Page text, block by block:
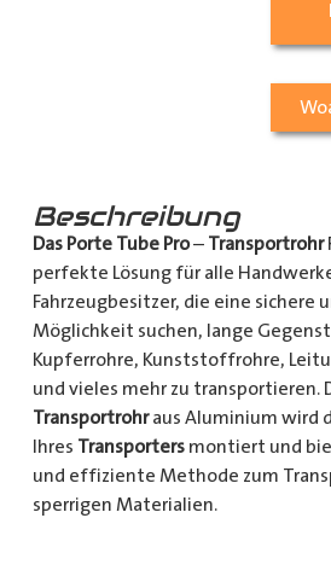
Beschreibung
Das Porte Tube Pro– Transportrohr
perfekte Lösung für alle
Fahrzeugbesitzer, die eine sichere
Möglichkeit suchen, lange
Kupferrohre, Kunststoffrohre,
und vieles mehr zu transportieren.
Transportrohraus Aluminium wird
Ihres Transportersmontiert und
und effiziente Methode zum
sperrigen Materialien.